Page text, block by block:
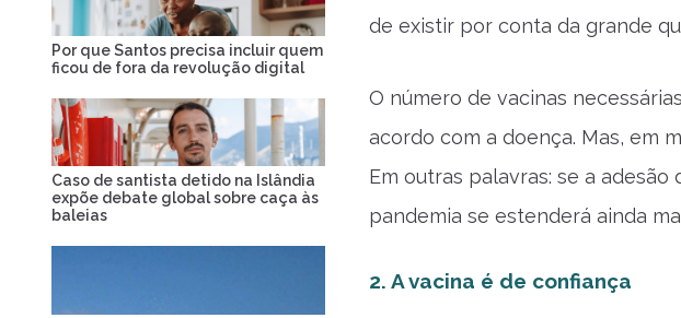
de existir por conta da grande
O número de vacinas
acordo com a doença. Mas, em
Em outras palavras: se a
pandemia se estenderá ainda
2. A vacina é de confiança
Por que Santos precisa incluir quem
ficou de fora da revolução digital
Caso de santista detido na Islândia
expõe debate global sobre caça às
baleias